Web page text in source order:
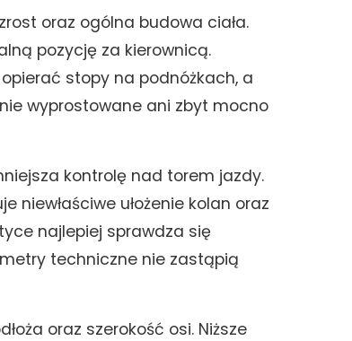
oraz ogólna budowa ciała.
pozycję za kierownicą.
stopy na podnóżkach, a
wyprostowane ani zbyt mocno
kontrolę nad torem jazdy.
niewłaściwe ułożenie kolan oraz
najlepiej sprawdza się
techniczne nie zastąpią
oraz szerokość osi. Niższe